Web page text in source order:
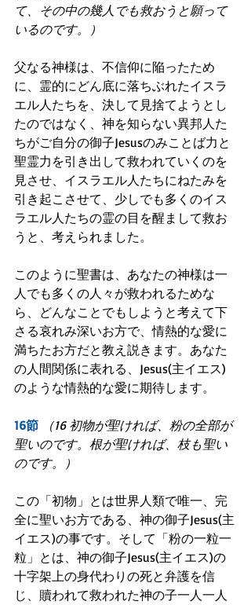
て、その中の幾人でも救おうと願って
いるのです。）
父なる神様は、不信仰に陥ったため
に、霊的にどん底に落ちぶれたイスラ
エル人たちを、決して見捨てようとし
たのではなく、神を知らない異邦人た
ちがご自分の御子Jesusのみことば力と
聖霊力を引き出して救われていくのを
見させ、イスラエル人たちにねたみを
引き起こさせて、少しでも多くのイス
ラエル人たちの霊の目を醒まして救お
うと、考えられました。
このように聖書は、あなたの神様は一
人でも多くの人々が救われるためな
ら、どんなことでもしようと考えて下
さる哀れみ深いお方で、情熱的な愛に
満ちたお方だと教え説きます。あなた
の人間関係に表れる、Jesus(主イエス)
のような情熱的な愛に期待します。
16節
（16 初物が聖ければ、粉の全部が
聖いのです。根が聖ければ、枝も聖い
のです。）
この「初物」とは世界人類で唯一、完
全に聖いお方である、神の御子Jesus(主
イエス)の事です。そして「粉の一粒一
粒」とは、神の御子Jesus(主イエス)の
十字架上の身代わりの死と弁護を信
じ、贖われて救われた神の子一人一人